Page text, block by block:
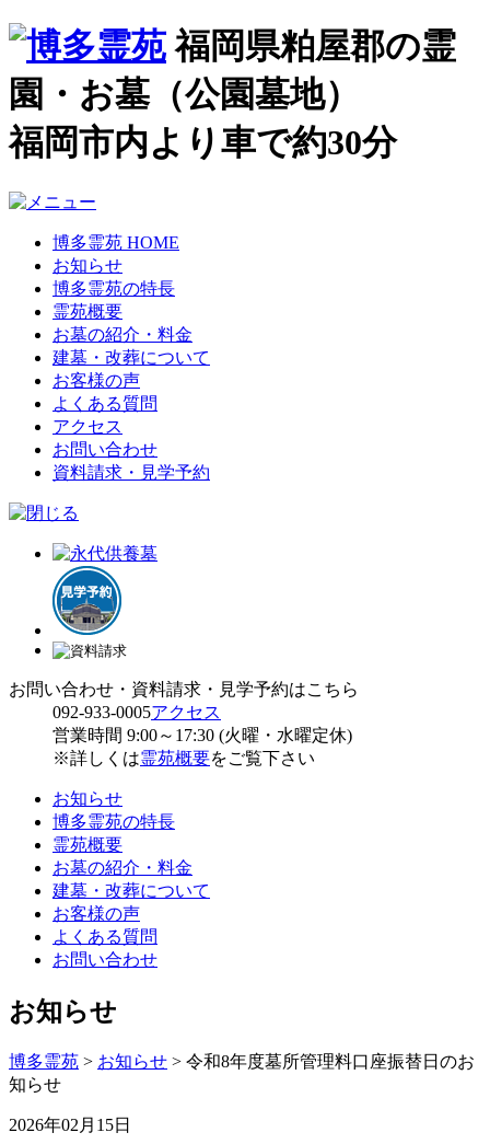
福岡県粕屋郡の霊
園・お墓（公園墓地）
福岡市内より車で約30分
博多霊苑 HOME
お知らせ
博多霊苑の特長
霊苑概要
お墓の紹介・料金
建墓・改葬について
お客様の声
よくある質問
アクセス
お問い合わせ
資料請求・見学予約
お問い合わせ・資料請求・見学予約はこちら
092-933-0005アクセス
営業時間 9:00～17:30 (火曜・水曜定休)
※詳しくは霊苑概要をご覧下さい
お知らせ
博多霊苑の特長
霊苑概要
お墓の紹介・料金
建墓・改葬について
お客様の声
よくある質問
お問い合わせ
お知らせ
博多霊苑 > お知らせ > 令和8年度墓所管理料口座振替日のお
知らせ
2026年02月15日